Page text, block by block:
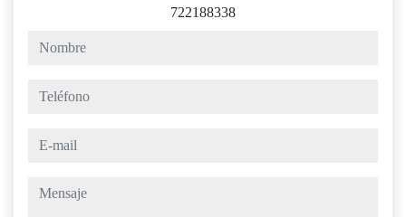
722188338
nombre
teléfono
e-mail
mensaje